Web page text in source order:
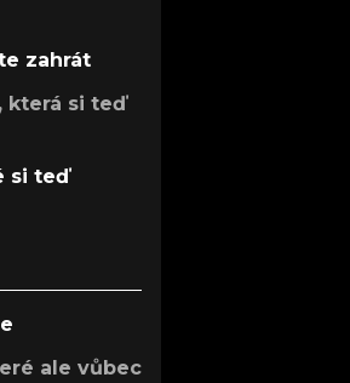
zahrát
která si teď
si teď
ale vůbec